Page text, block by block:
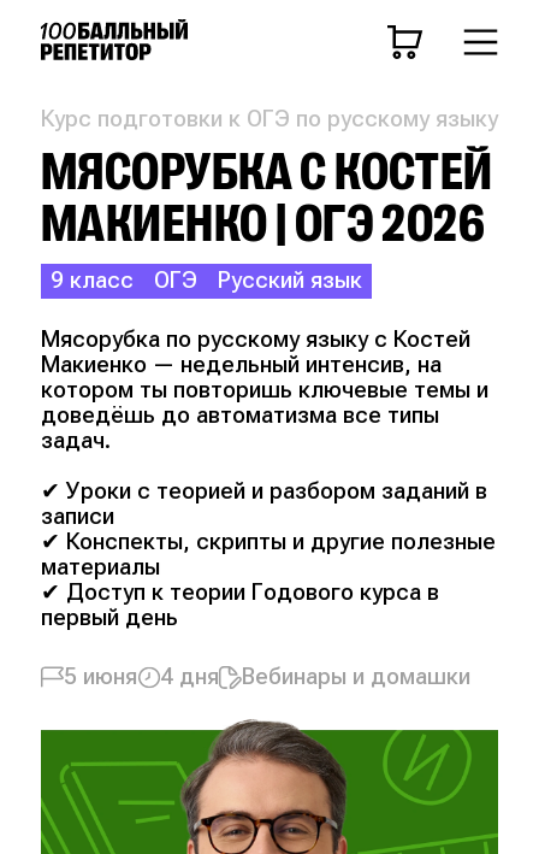
Курс подготовки к ОГЭ по русскому языку
МЯСОРУБКА С КОСТЕЙ
МАКИЕНКО | ОГЭ 2026
9 класс ОГЭ Русский язык
Мясорубка по русскому языку с Костей
Макиенко — недельный интенсив, на
котором ты повторишь ключевые темы и
доведёшь до автоматизма все типы
задач.
✔ Уроки с теорией и разбором заданий в
записи
✔ Конспекты, скрипты и другие полезные
материалы
✔ Доступ к теории Годового курса в
первый день
5 июня 4 дня Вебинары и домашки